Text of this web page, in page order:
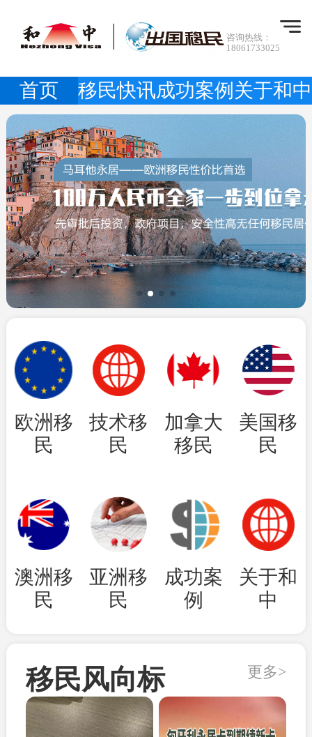
咨询热线：
18061733025
首页 移民快讯成功案例 关于和中
欧洲移
民
技术移
民
加拿大
移民
美国移
民
澳洲移
民
亚洲移
民
成功案
例
关于和
中
移民风向标 更多>